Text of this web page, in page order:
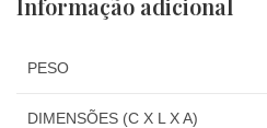
Informação adicional
PESO
DIMENSÕES (C X L X A)